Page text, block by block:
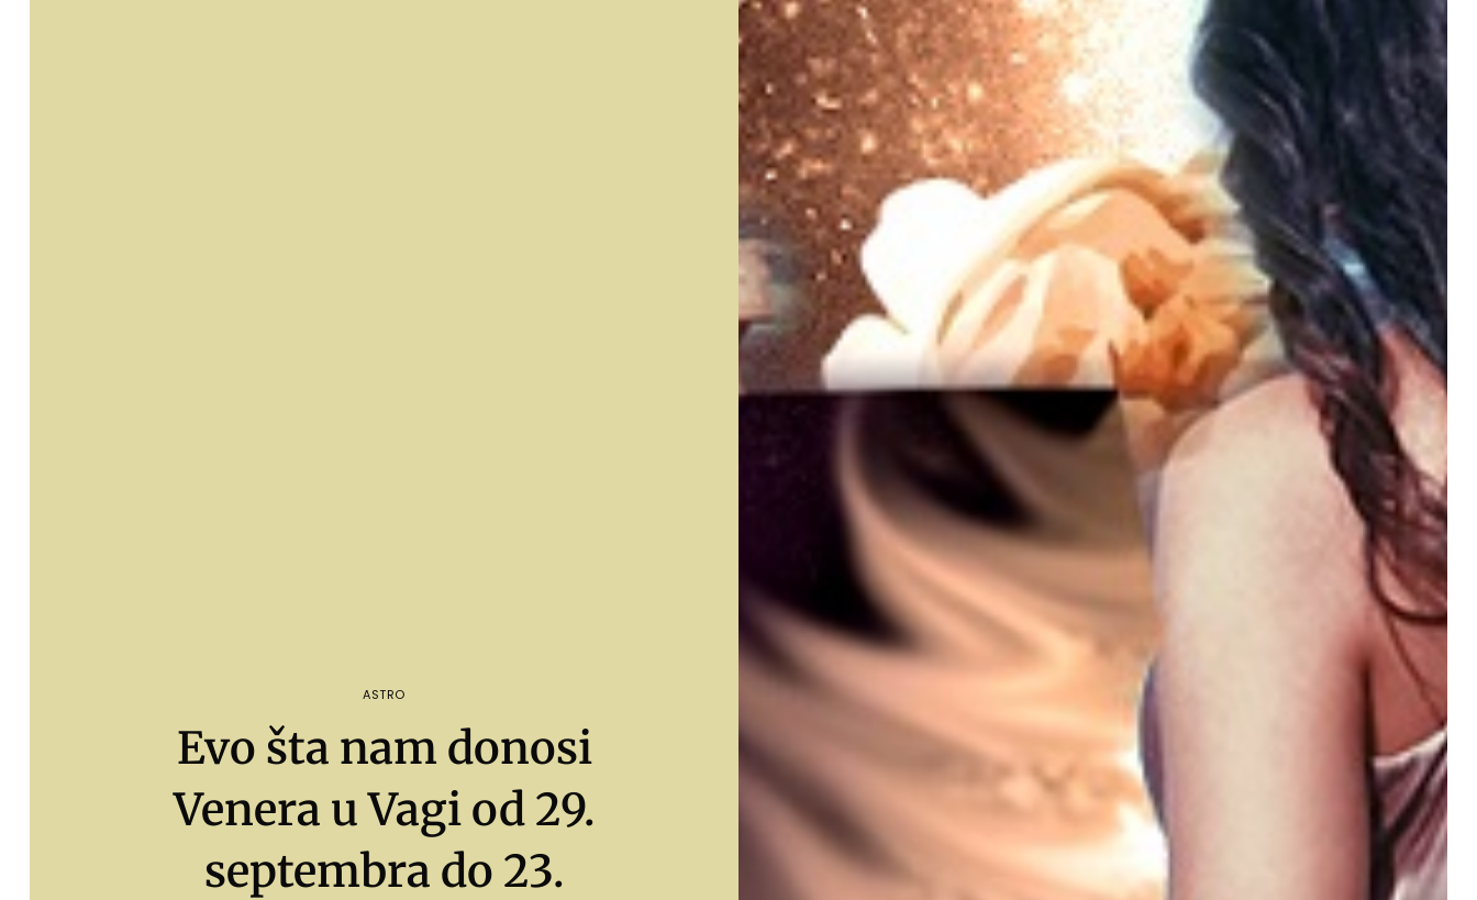
ASTRO
Evo šta nam donosi
Venera u Vagi od 29.
septembra do 23.